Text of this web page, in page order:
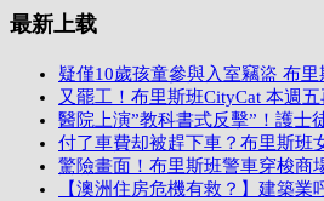
最新上载
疑僅10歲孩童參與入室竊盜 布
又罷工！布里斯班CityCat 本週
醫院上演”教科書式反擊”！護士
付了車費却被趕下車？布里斯班
驚險畫面！布里斯班警車穿梭商
【澳洲住房危機有救？】建築